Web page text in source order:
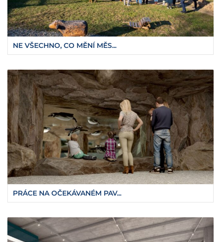
NE VŠECHNO, CO MĚNÍ MĚS...
PRÁCE NA OČEKÁVANÉM PAV...